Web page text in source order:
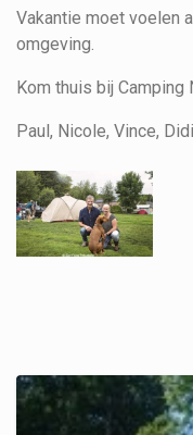
Vakantie moet voelen
omgeving.
Kom thuis bij Camping
Paul, Nicole, Vince,